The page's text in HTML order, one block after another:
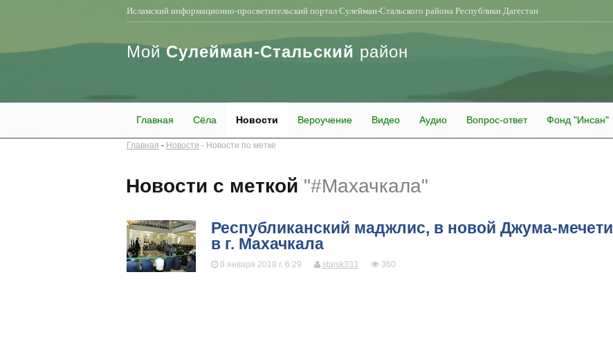
Исламский информационно-просветительский портал Сулейман-Стальского района Республики Дагестан
МойСулейман-Стальский район
Главная Сёла Новости Вероучение Видео Аудио Вопрос-ответ Фонд "Инсан"
Главная Новости Новости по метке
Новости с меткой "#Махачкала"
Республиканский маджлис, в новой Джума-мечети
в г. Махачкала
8 января 2018 г. 6:29 stalsk333 360